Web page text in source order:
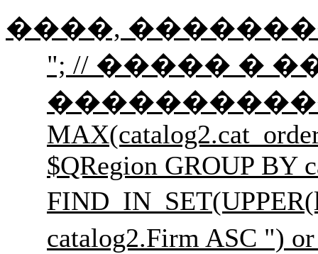
����,
"; // ����� �
�����������
$QRegion GROUP BY
catalog2.Firm ASC